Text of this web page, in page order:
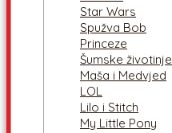
Star Wars
Spužva Bob
Princeze
Šumske životinje
Maša i Medvjed
LOL
Lilo i Stitch
My Little Pony